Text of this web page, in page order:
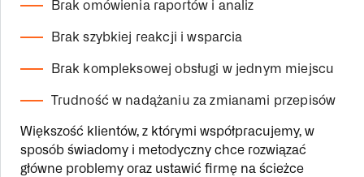
Brak omówienia raportów i analiz
Brak szybkiej reakcji i wsparcia
Brak kompleksowej obsługi w jednym miejscu
Trudność w nadążaniu za zmianami przepisów
Większość klientów, z którymi współpracujemy, w
sposób świadomy i metodyczny chce rozwiązać
główne problemy oraz ustawić firmę na ścieżce